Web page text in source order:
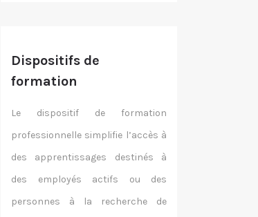
Dispositifs de
formation
Le dispositif de formation
professionnelle simplifie l’accès à
des apprentissages destinés à
des employés actifs ou des
personnes à la recherche de